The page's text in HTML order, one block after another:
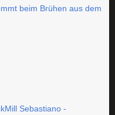
beim Brühen aus dem
Sebastiano -